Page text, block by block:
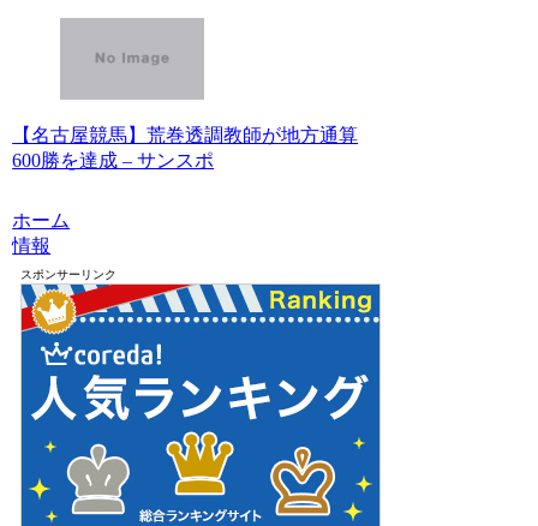
【名古屋競馬】荒巻透調教師が地方通算
600勝を達成 – サンスポ
ホーム
情報
スポンサーリンク